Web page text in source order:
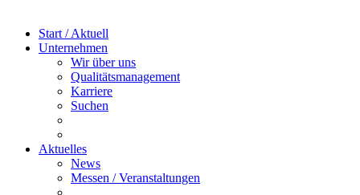
Start / Aktuell
Unternehmen
Wir über uns
Qualitätsmanagement
Karriere
Suchen
Aktuelles
News
Messen / Veranstaltungen